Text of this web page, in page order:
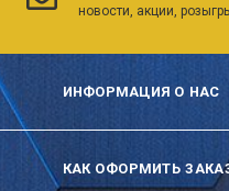
новости, акции,
ИНФОРМАЦИЯ О НАС
КАК ОФОРМИТЬ